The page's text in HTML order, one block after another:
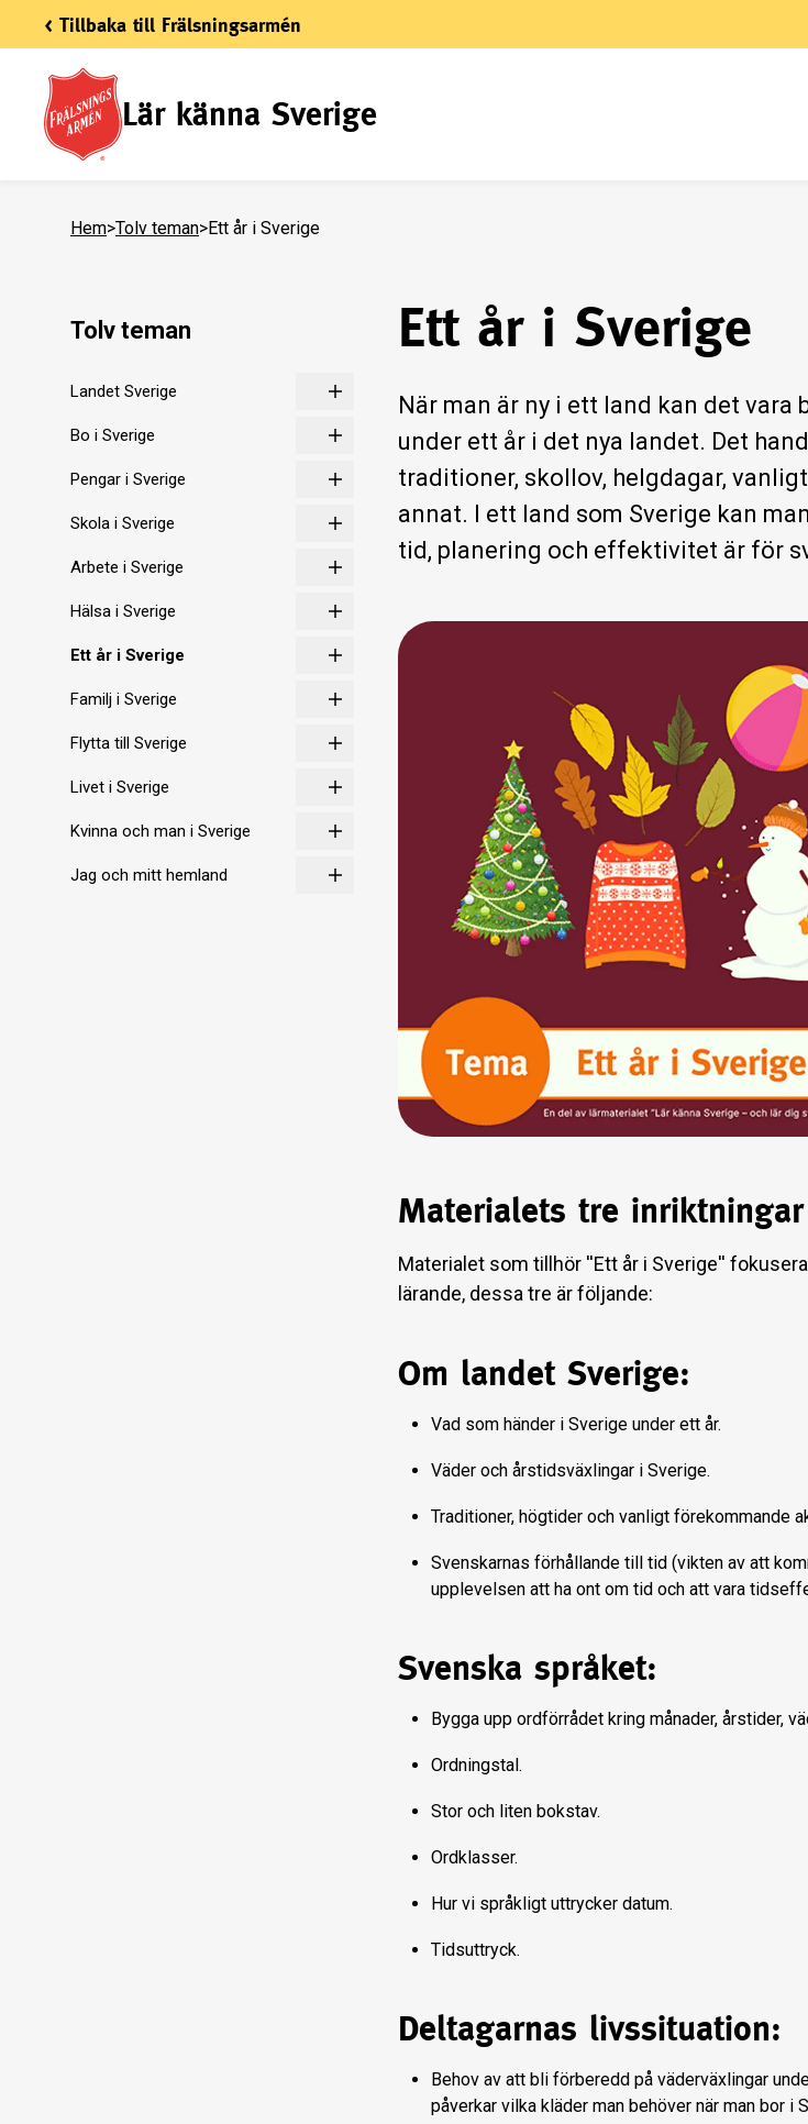
< Tillbaka till Frälsningsarmén
Lär känna Sverige
Hem>Tolv teman>Ett år i Sverige
Tolv teman
Landet Sverige
Bo i Sverige
Pengar i Sverige
Skola i Sverige
Arbete i Sverige
Hälsa i Sverige
Ett år i Sverige
Familj i Sverige
Flytta till Sverige
Livet i Sverige
Kvinna och man i Sverige
Jag och mitt hemland
Ett år i Sverige
När man är ny i ett land kan det
under ett år i det nya landet. Det
traditioner, skollov, helgdagar,
annat. I ett land som Sverige kan
tid, planering och effektivitet är för
Materialets tre inriktningar
Materialet som tillhör ''Ett år i Sverige''
lärande, dessa tre är följande:
Om landet Sverige:
Vad som händer i Sverige under ett år.
Väder och årstidsväxlingar i Sverige.
Traditioner, högtider och vanligt förekommande
Svenskarnas förhållande till tid (vikten av att
upplevelsen att ha ont om tid och att vara
Svenska språket:
Bygga upp ordförrådet kring månader, årstider,
Ordningstal.
Stor och liten bokstav.
Ordklasser.
Hur vi språkligt uttrycker datum.
Tidsuttryck.
Deltagarnas livssituation:
Behov av att bli förberedd på väderväxlingar
påverkar vilka kläder man behöver när man bor i